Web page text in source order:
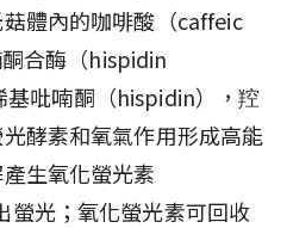
體內的咖啡酸（caffeic
合酶（hispidin
吡喃酮（hispidin），羫
酵素和氧氣作用形成高能
生氧化螢光素
螢光；氧化螢光素可回收